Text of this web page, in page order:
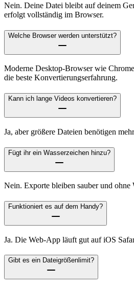
Nein. Deine Datei bleibt auf deinem
erfolgt vollständig im Browser.
Welche Browser werden unterstützt?
Moderne Desktop-Browser wie
die beste Konvertierungserfahrung.
Kann ich lange Videos konvertieren?
Ja, aber größere Dateien benötigen
Fügt ihr ein Wasserzeichen hinzu?
Nein. Exporte bleiben sauber und ohne
Funktioniert es auf dem Handy?
Ja. Die Web-App läuft gut auf iOS
Gibt es ein Dateigrößenlimit?